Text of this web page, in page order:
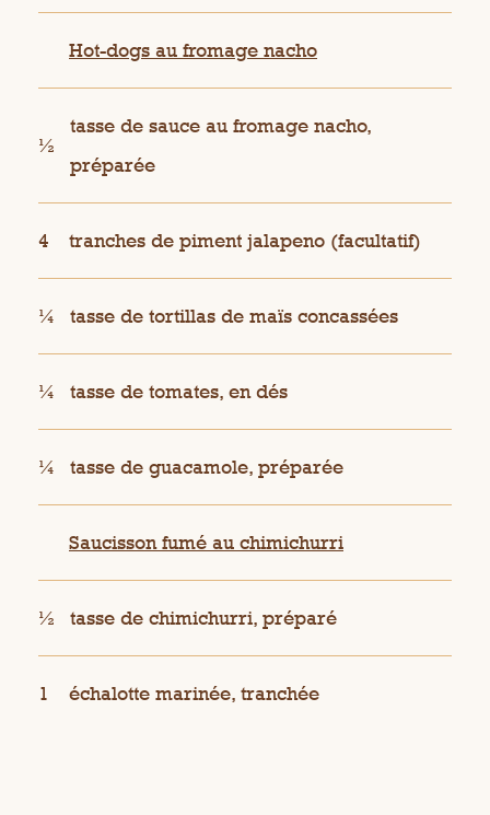
Hot-dogs au fromage nacho
½
tasse de sauce au fromage nacho,
préparée
4 tranches de piment jalapeno (facultatif)
¼ tasse de tortillas de maïs concassées
¼ tasse de tomates, en dés
¼ tasse de guacamole, préparée
Saucisson fumé au chimichurri
½ tasse de chimichurri, préparé
1 échalotte marinée, tranchée